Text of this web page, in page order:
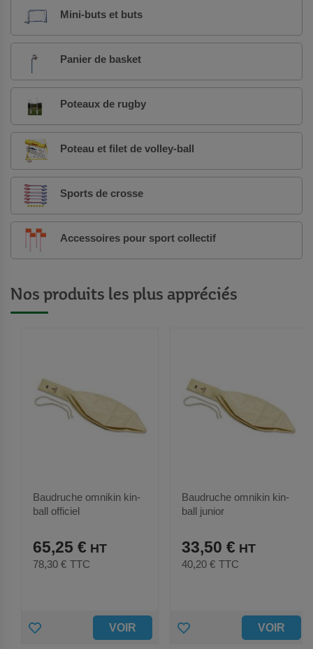
Mini-buts et buts
Panier de basket
Poteaux de rugby
Poteau et filet de volley-ball
Sports de crosse
Accessoires pour sport collectif
Nos produits les plus appréciés
Baudruche omnikin kin-
ball officiel
65,25 €
78,30 € TTC
A VOIR
Baudruche omnikin kin-
ball junior
33,50 €
40,20 € TTC
A VOIR